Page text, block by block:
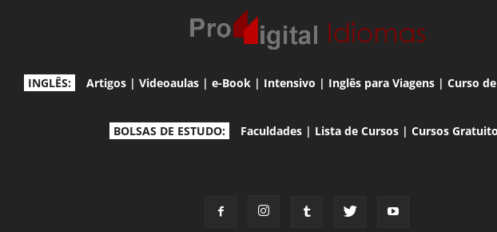
INGLÊS: Artigos| Videoaulas| e-Book| Intensivo | Inglês para Viagens| Curso
BOLSAS DE ESTUDO: Faculdades| Lista de Cursos| Cursos